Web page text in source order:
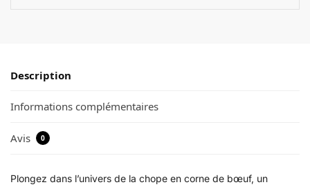
Description
Informations complémentaires
Avis 0
Plongez dans l’univers de la chope en corne de bœuf, un